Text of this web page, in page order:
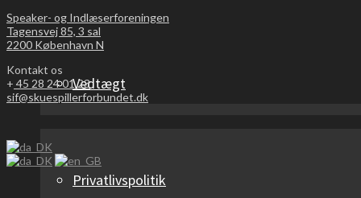
Vedtægt
Privatlivspolitik
Speaker- og Indlæserforeningen
Tagensvej 85, 3 sal
2200 København N
Kontakt os
+ 45 28 24 01 23
sif@skuespillerforbundet.dk